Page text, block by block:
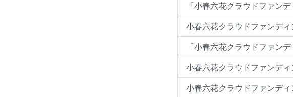
「小春六花クラウドファン
小春六花クラウドファンデ
「小春六花クラウドファン
小春六花クラウドファンデ
小春六花クラウドファンデ